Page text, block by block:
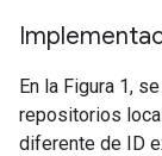
En la Figura 1,
repositorios
diferente de ID